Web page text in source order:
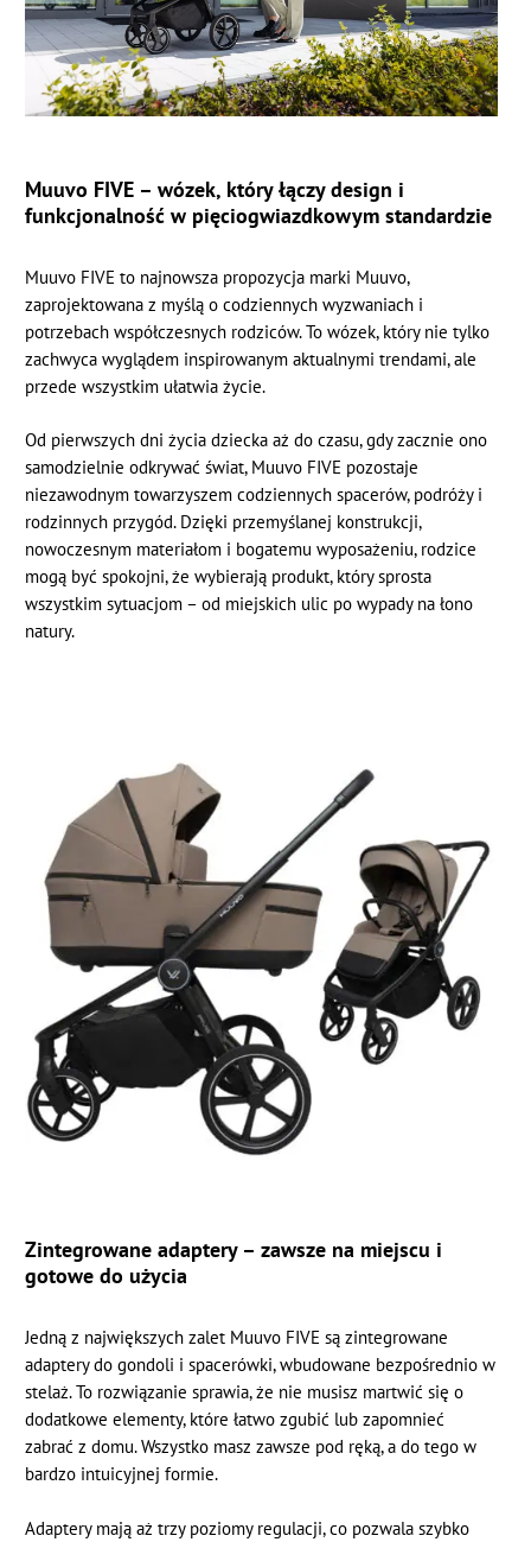
Muuvo FIVE – wózek, który łączy design i
funkcjonalność w pięciogwiazdkowym standardzie
Muuvo FIVE to najnowsza propozycja marki Muuvo,
zaprojektowana z myślą o codziennych wyzwaniach i
potrzebach współczesnych rodziców. To wózek, który nie tylko
zachwyca wyglądem inspirowanym aktualnymi trendami, ale
przede wszystkim ułatwia życie.
Od pierwszych dni życia dziecka aż do czasu, gdy zacznie ono
samodzielnie odkrywać świat, Muuvo FIVE pozostaje
niezawodnym towarzyszem codziennych spacerów, podróży i
rodzinnych przygód. Dzięki przemyślanej konstrukcji,
nowoczesnym materiałom i bogatemu wyposażeniu, rodzice
mogą być spokojni, że wybierają produkt, który sprosta
wszystkim sytuacjom – od miejskich ulic po wypady na łono
natury.
Zintegrowane adaptery – zawsze na miejscu i
gotowe do użycia
Jedną z największych zalet Muuvo FIVE są zintegrowane
adaptery do gondoli i spacerówki, wbudowane bezpośrednio w
stelaż. To rozwiązanie sprawia, że nie musisz martwić się o
dodatkowe elementy, które łatwo zgubić lub zapomnieć
zabrać z domu. Wszystko masz zawsze pod ręką, a do tego w
bardzo intuicyjnej formie.
Adaptery mają aż trzy poziomy regulacji, co pozwala szybko